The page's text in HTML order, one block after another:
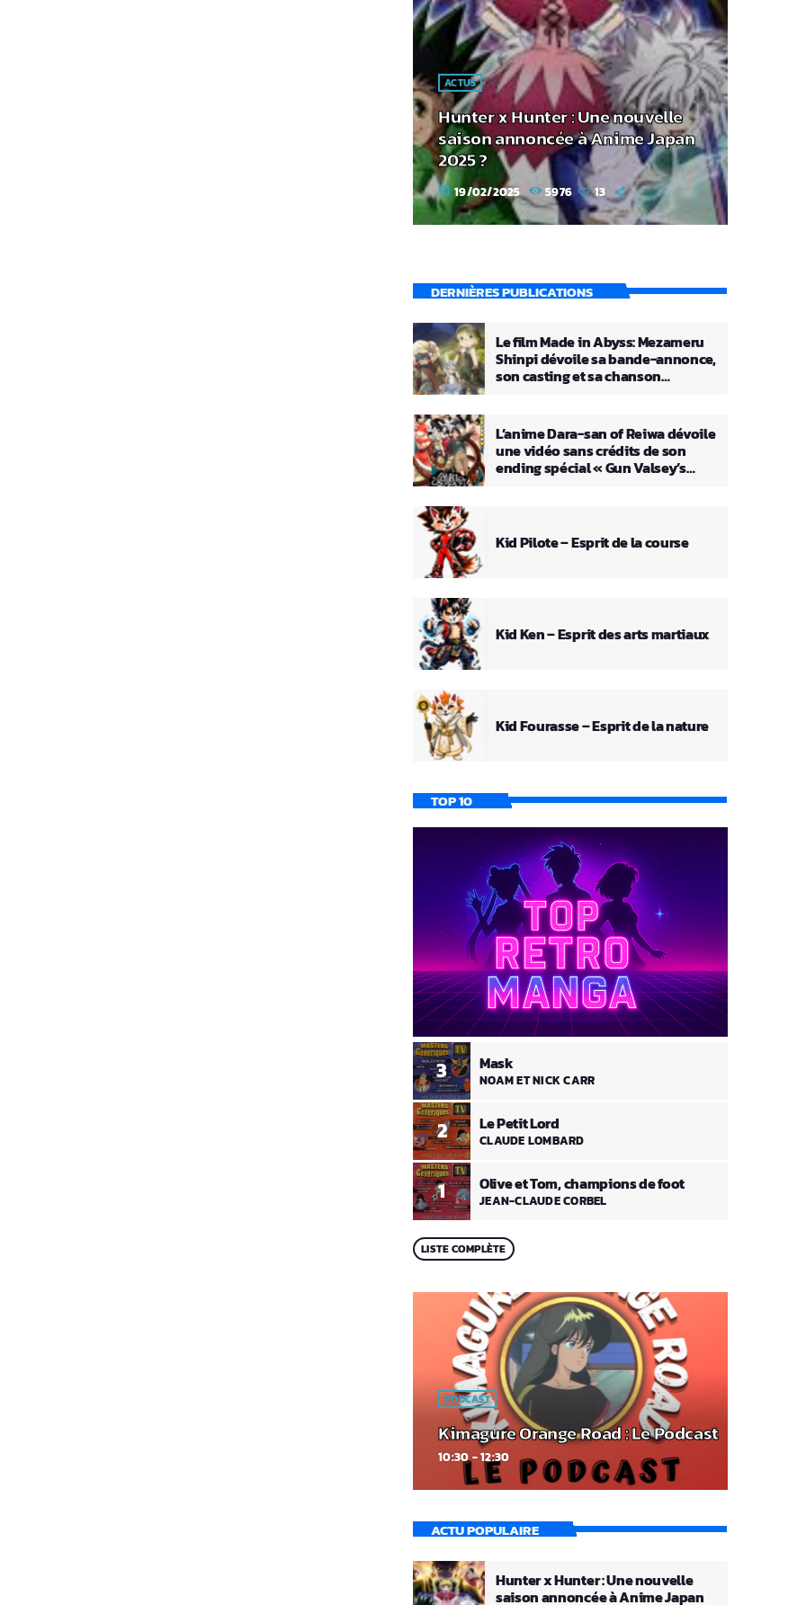
ACTUS
Hunter x Hunter : Une nouvelle
saison annoncée à Anime Japan
2025 ?
today 19/02/2025 5976 13
DERNIÈRES PUBLICATIONS
Le film Made in Abyss: Mezameru
Shinpi dévoile sa bande-annonce,
son casting et sa chanson
L’anime Dara-san of Reiwa dévoile
une vidéo sans crédits de son
ending spécial « Gun Valsey’s
Kid Pilote – Esprit de la course
Kid Ken – Esprit des arts martiaux
Kid Fourasse – Esprit de la nature
TOP 10
1 Olive et Tom, champions de foot
JEAN-CLAUDE CORBEL
2 Le Petit Lord
CLAUDE LOMBARD
3 Mask
NOAM ET NICK CARR
LISTE COMPLÈTE
PODCAST
Kimagure Orange Road : Le Podcast
10:30 - 12:30
ACTU POPULAIRE
Hunter x Hunter : Une nouvelle
saison annoncée à Anime Japan